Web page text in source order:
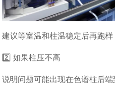
建议等室温和柱温稳定后再跑样
2️⃣ 如果柱压不高
说明问题可能出现在色谱柱后端